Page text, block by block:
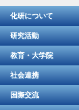
化研について
研究活動
教育・大学院
社会連携
国際交流